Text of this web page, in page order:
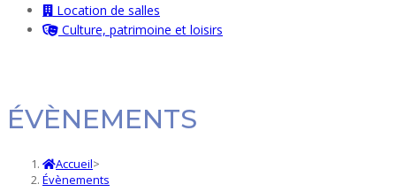
Location de salles
Culture, patrimoine et loisirs
ÉVÈNEMENTS
Accueil>
Évènements